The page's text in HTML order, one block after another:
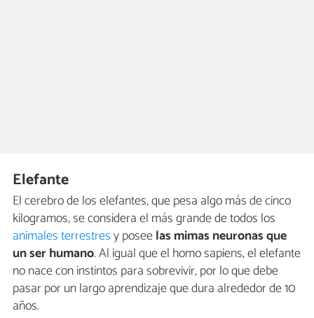
Elefante
El cerebro de los elefantes, que pesa algo más de cinco
kilogramos, se considera el más grande de todos los
animales terrestresy poseelas mimas neuronas que
un ser humano. Al igual que el homo sapiens, el elefante
no nace con instintos para sobrevivir, por lo que debe
pasar por un largo aprendizaje que dura alrededor de 10
años.